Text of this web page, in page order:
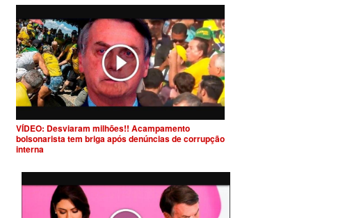
VÍDEO: Desviaram milhões!! Acampamento
bolsonarista tem briga após denúncias de corrupção
interna